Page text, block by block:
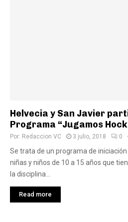
Helvecia y San Javier
Programa “Jugamos
Por: Redaccion VC 3 julio, 2018 0
Se trata de un programa de
niñas y niños de 10 a 15 años que
la disciplina...
Read more